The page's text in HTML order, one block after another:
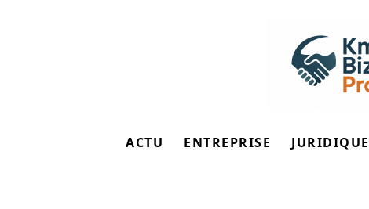
ACTU ENTREPRISE JURIDIQUE